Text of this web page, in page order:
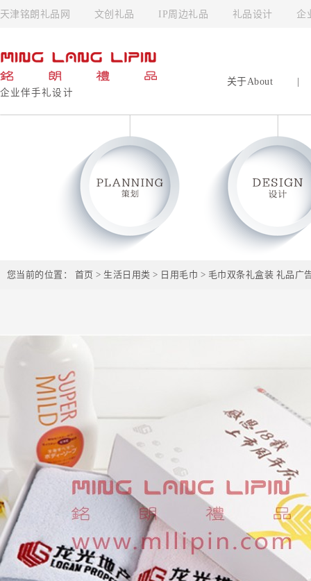
天津铭朗礼品网 文创礼品 IP周边礼品 礼品设计 企
企业伴手礼设计
关于About
您当前的位置： 首页 > 生活日用类> 日用毛巾 > 毛巾双条礼盒装 礼品广